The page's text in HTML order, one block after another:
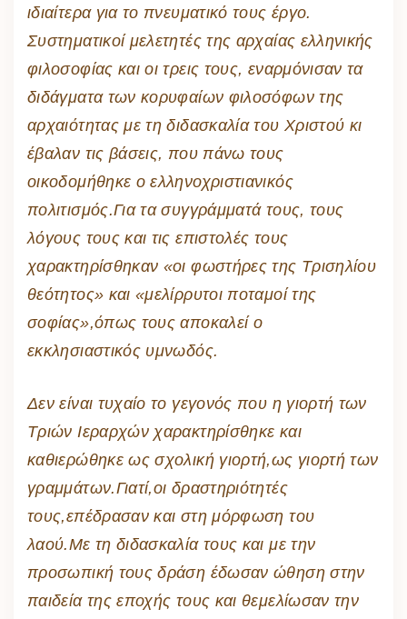
ιδιαίτερα για το πνευματικό τους έργο.
Συστηματικοί μελετητές της αρχαίας ελληνικής
φιλοσοφίας και οι τρεις τους, εναρμόνισαν τα
διδάγματα των κορυφαίων φιλοσόφων της
αρχαιότητας με τη διδασκαλία του Χριστού κι
έβαλαν τις βάσεις, που πάνω τους
οικοδομήθηκε ο ελληνοχριστιανικός
πολιτισμός.Για τα συγγράμματά τους, τους
λόγους τους και τις επιστολές τους
χαρακτηρίσθηκαν «οι φωστήρες της Τρισηλίου
θεότητος» και «μελίρρυτοι ποταμοί της
σοφίας»,όπως τους αποκαλεί ο
εκκλησιαστικός υμνωδός.
Δεν είναι τυχαίο το γεγονός που η γιορτή των
Τριών Ιεραρχών χαρακτηρίσθηκε και
καθιερώθηκε ως σχολική γιορτή,ως γιορτή των
γραμμάτων.Γιατί,οι δραστηριότητές
τους,επέδρασαν και στη μόρφωση του
λαού.Με τη διδασκαλία τους και με την
προσωπική τους δράση έδωσαν ώθηση στην
παιδεία της εποχής τους και θεμελίωσαν την